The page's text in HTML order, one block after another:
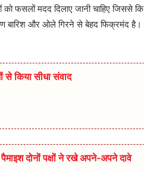
फसलों मदद दिलाए जानी चाहिए जिससे कि
बारिश और ओले गिरने से बेहद फिक्रमंद है।
से किया सीधा संवाद
दोनों पक्षों ने रखे अपने-अपने दावे